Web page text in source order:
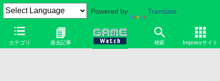
Powered by Translate
カテゴリ 過去記事 検索 Impressサイト